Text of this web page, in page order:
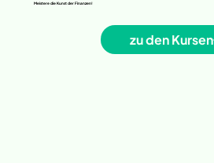
Meistere die Kunst der Finanzen!
zu den Kursen